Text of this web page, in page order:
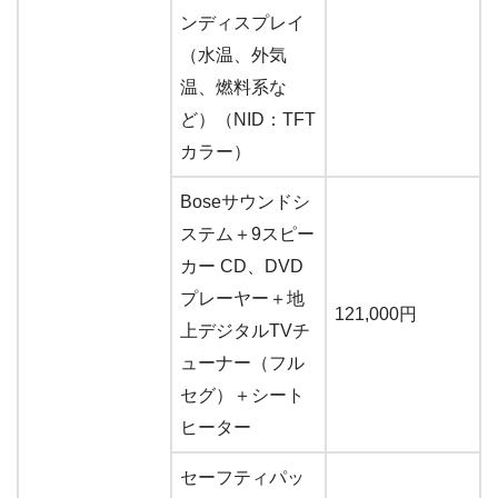
ンディスプレイ
（水温、外気
温、燃料系な
ど）（NID：TFT
カラー）
Boseサウンドシ
ステム＋9スピー
カー CD、DVD
プレーヤー＋地
上デジタルTVチ
ューナー（フル
セグ）＋シート
ヒーター
121,000円
セーフティパッ